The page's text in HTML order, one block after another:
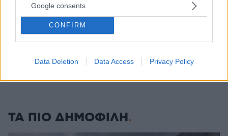
Google consents
CONFIRM
Data Deletion Data Access Privacy Policy
Ιλαρά: Ακριβό το τίμημα της χαμηλής εμβολιαστικής
κάλυψης στις ΗΠΑ – Κάθε κρούσμα κοστίζει πάνω από
53.000 δολάρια
πριν 13 λεπτά
ΤΑ ΠΙΟ ΔΗΜΟΦΙΛΗ